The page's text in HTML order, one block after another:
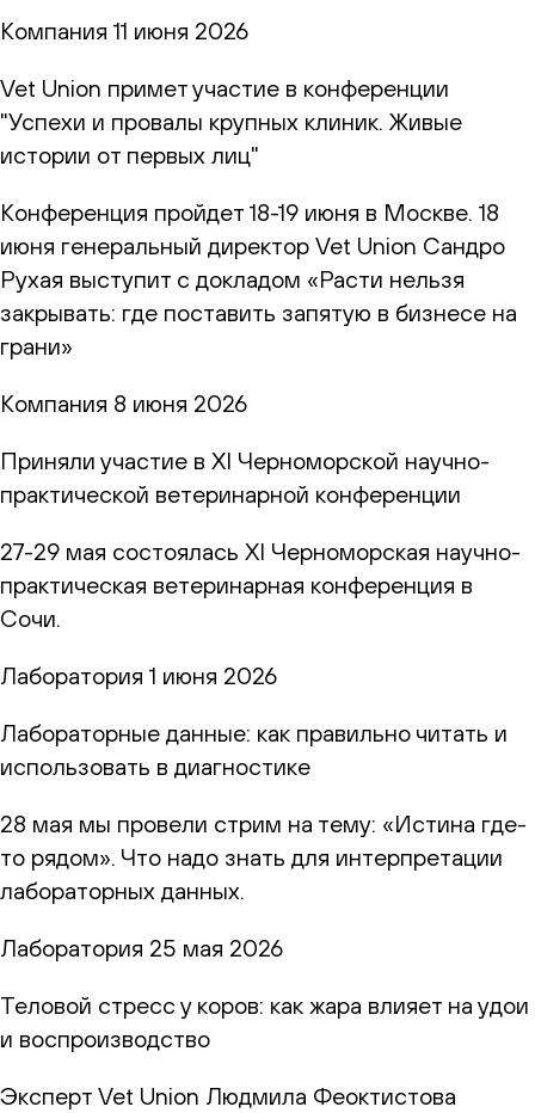
Компания 11 июня 2026
Vet Union примет участие в конференции
"Успехи и провалы крупных клиник. Живые
истории от первых лиц"
Конференция пройдет 18-19 июня в Москве. 18
июня генеральный директор Vet Union Сандро
Рухая выступит с докладом «Расти нельзя
закрывать: где поставить запятую в бизнесе на
грани»
Компания 8 июня 2026
Приняли участие в XI Черноморской научно-
практической ветеринарной конференции
27-29 мая состоялась XI Черноморская научно-
практическая ветеринарная конференция в
Сочи.
Лаборатория 1 июня 2026
Лабораторные данные: как правильно читать и
использовать в диагностике
28 мая мы провели стрим на тему: «Истина где-
то рядом». Что надо знать для интерпретации
лабораторных данных.
Лаборатория 25 мая 2026
Теловой стресс у коров: как жара влияет на удои
и воспроизводство
Эксперт Vet Union Людмила Феоктистова